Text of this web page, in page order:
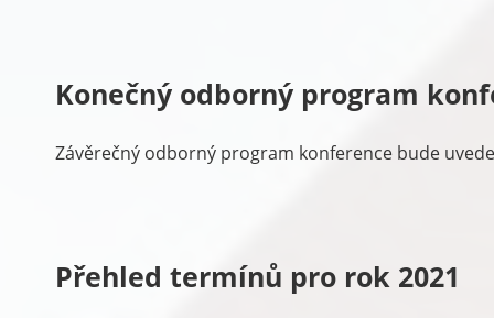
Konečný odborný program
Závěrečný odborný program konference bude
Přehled termínů pro rok 2021